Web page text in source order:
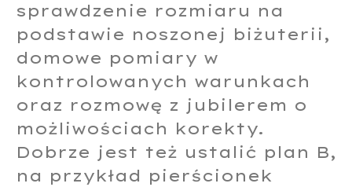
sprawdzenie rozmiaru na
podstawie noszonej biżuterii,
domowe pomiary w
kontrolowanych warunkach
oraz rozmowę z jubilerem o
możliwościach korekty.
Dobrze jest też ustalić plan B,
na przykład pierścionek